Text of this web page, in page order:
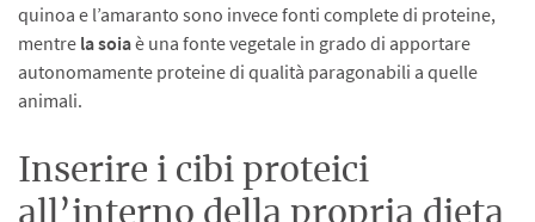
quinoa e l’amaranto sono invece fonti complete di proteine,
mentre la soiaè una fonte vegetale in grado di apportare
autonomamente proteine di qualità paragonabili a quelle
animali.
Inserire i cibi proteici
all’interno della propria dieta